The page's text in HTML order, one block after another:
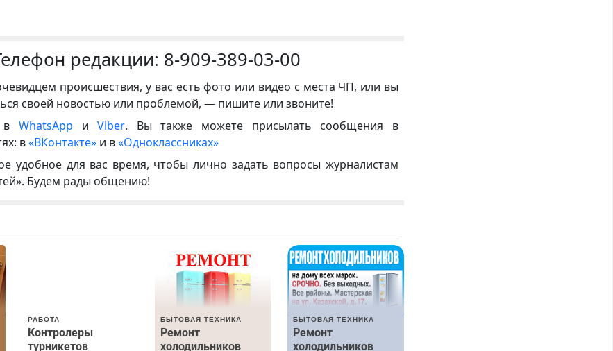
редакции: 8-909-389-03-00
происшествия, у вас есть фото или видео с места ЧП, или вы
своей новостью или проблемой, — пишите или звоните!
в WhatsApp иViber. Вы также можете присылать сообщения в
в«ВКонтакте» и в«Одноклассниках»
удобное для вас время, чтобы лично задать вопросы журналистам
Будем рады общению!
РАБОТА
Контролеры
турникетов
БЫТОВАЯ ТЕХНИКА
Ремонт
холодильников
БЫТОВАЯ ТЕХНИКА
Ремонт
холодильников